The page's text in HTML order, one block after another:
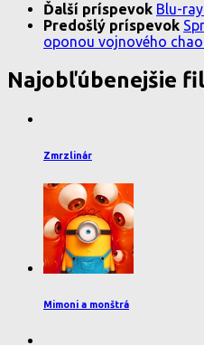
Ďalší príspevok Blu-
Predošlý príspevok
oponou vojnového
Najobľúbenejšie
Zmrzlinár
Mimoni a monštrá